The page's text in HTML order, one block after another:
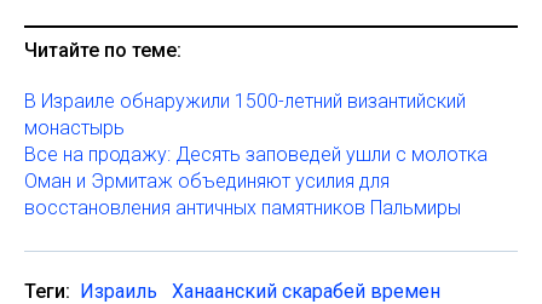
Читайте по теме:
В Израиле обнаружили 1500-летний византийский
монастырь
Все на продажу: Десять заповедей ушли с молотка
Оман и Эрмитаж объединяют усилия для
восстановления античных памятников Пальмиры
Теги: Израиль
Ханаанский скарабей времен